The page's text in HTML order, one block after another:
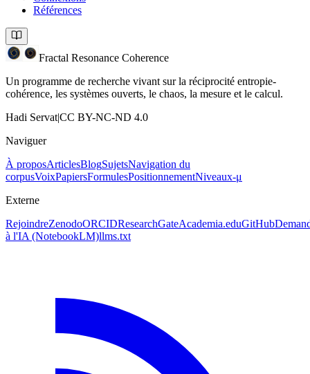
Références
Fractal Resonance Coherence
Un programme de recherche vivant sur la réciprocité entropie-
cohérence, les systèmes ouverts, le chaos, la mesure et le calcul.
Hadi Servat|CC BY-NC-ND 4.0
Naviguer
À proposArticlesBlogSujetsNavigation du
corpusVoixPapiersFormulesPositionnementNiveaux-μ
Externe
RejoindreZenodoORCIDResearchGateAcademia.eduGitHub
à l'IA (NotebookLM)llms.txt